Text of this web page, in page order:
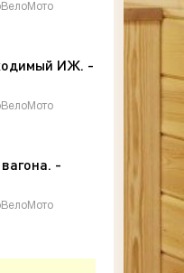
ИЖ. -
-